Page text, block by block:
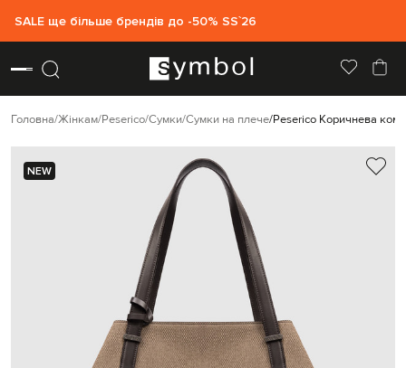
SALE ще більше брендів до -50% SS`26
Головна Жінкам Peserico Сумки Сумки на плече Peserico Коричнева
NEW